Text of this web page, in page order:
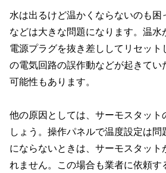
水は出るけど温かくならないのも困
などは大きな問題になります。温
電源プラグを抜き差ししてリセット
の電気回路の誤作動などが起きてい
可能性もあります。
他の原因としては、サーモスタット
しょう。操作パネルで温度設定は
にならないときは、サーモスタット
れません。この場合も業者に依頼す